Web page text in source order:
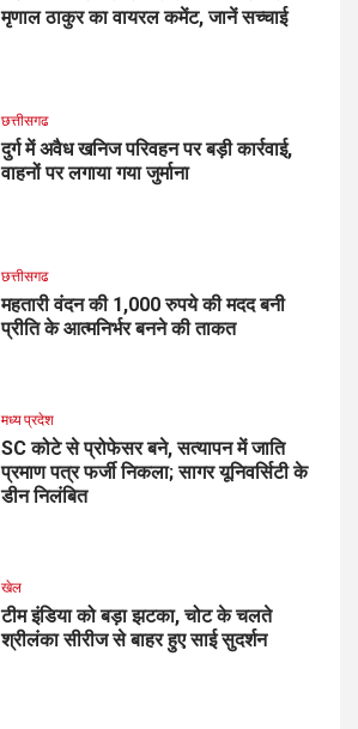
मृणाल ठाकुर का वायरल कमेंट, जानें सच्चाई
छत्तीसगढ
दुर्ग में अवैध खनिज परिवहन पर बड़ी कार्रवाई,
वाहनों पर लगाया गया जुर्माना
छत्तीसगढ
महतारी वंदन की 1,000 रुपये की मदद बनी
प्रीति के आत्मनिर्भर बनने की ताकत
मध्य प्रदेश
SC कोटे से प्रोफेसर बने, सत्यापन में जाति
प्रमाण पत्र फर्जी निकला; सागर यूनिवर्सिटी के
डीन निलंबित
खेल
टीम इंडिया को बड़ा झटका, चोट के चलते
श्रीलंका सीरीज से बाहर हुए साई सुदर्शन